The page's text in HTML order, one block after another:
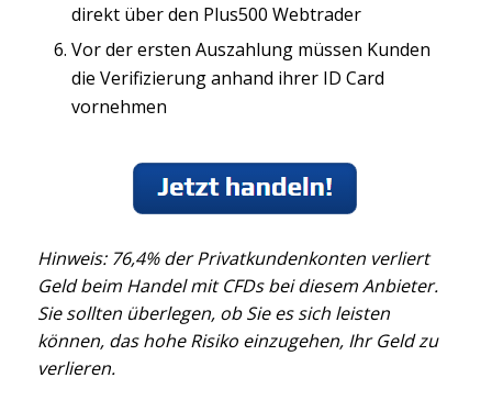
direkt über den Plus500 Webtrader
Vor der ersten Auszahlung müssen Kunden
die Verifizierung anhand ihrer ID Card
vornehmen
Hinweis: 76,4% der Privatkundenkonten verliert
Geld beim Handel mit CFDs bei diesem Anbieter.
Sie sollten überlegen, ob Sie es sich leisten
können, das hohe Risiko einzugehen, Ihr Geld zu
verlieren.